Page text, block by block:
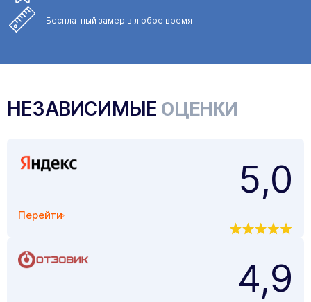
Бесплатный замер в любое время
НЕЗАВИСИМЫЕ ОЦЕНКИ
Перейти
5,0
4,9